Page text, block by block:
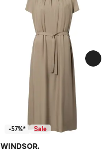
-57%* Sale
WINDSOR.